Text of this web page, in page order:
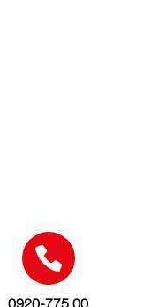
0920-775 00